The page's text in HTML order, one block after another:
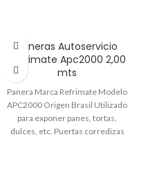
Paneras Autoservicio
Refrimate Apc2000 2,00
mts
Panera Marca Refrimate Modelo
APC2000 Origen Brasil Utilizado
para exponer panes, tortas,
dulces, etc. Puertas corredizas